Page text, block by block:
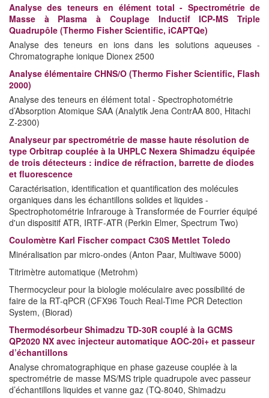
Analyse des teneurs en élément total - Spectrométrie de
Masse à Plasma à Couplage Inductif ICP-MS Triple
Quadrupôle (Thermo Fisher Scientific, iCAPTQe)
Analyse des teneurs en ions dans les solutions aqueuses -
Chromatographe ionique Dionex 2500
Analyse élémentaire CHNS/O (Thermo Fisher Scientific, Flash
2000)
Analyse des teneurs en élément total - Spectrophotométrie
d’Absorption Atomique SAA (Analytik Jena ContrAA 800, Hitachi
Z-2300)
Analyseur par spectrométrie de masse haute résolution de
type Orbitrap couplée à la UHPLC Nexera Shimadzu équipée
de trois détecteurs : indice de réfraction, barrette de diodes
et fluorescence
Caractérisation, identification et quantification des molécules
organiques dans les échantillons solides et liquides -
Spectrophotométrie Infrarouge à Transformée de Fourrier équipé
d'un dispositif ATR, IRTF-ATR (Perkin Elmer, Spectrum Two)
Coulomètre Karl Fischer compact C30S Mettlet Toledo
Minéralisation par micro-ondes (Anton Paar, Multiwave 5000)
Titrimètre automatique (Metrohm)
Thermocycleur pour la biologie moléculaire avec possibilité de
faire de la RT-qPCR (CFX96 Touch Real-Time PCR Detection
System, (Biorad)
Thermodésorbeur Shimadzu TD-30R couplé à la GCMS
QP2020 NX avec injecteur automatique AOC-20i+ et passeur
d’échantillons
Analyse chromatographique en phase gazeuse couplée à la
spectrométrie de masse MS/MS triple quadrupole avec passeur
d’échantillons liquides et vanne gaz (TQ-8040, Shimadzu